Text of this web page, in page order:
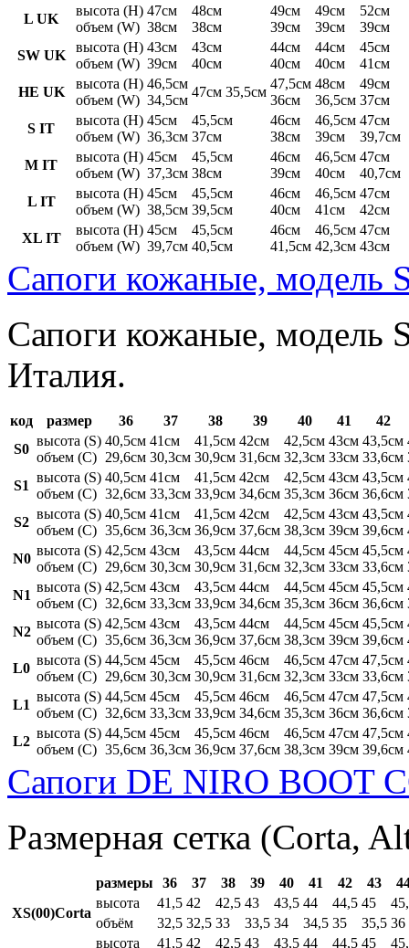
L UK
высота (H)
объем (W)
47см
38см
48см
38см
49см
39см
49см
39см
52см
39см
SW UK
высота (H)
объем (W)
43см
39см
43см
40см
44см
40см
44см
40см
45см
41см
HE UK
высота (H)
объем (W)
46,5см
34,5см
47см 35,5см
47,5см
36см
48см
36,5см
49см
37см
S IT
высота (H)
объем (W)
45см
36,3см
45,5см
37см
46см
38см
46,5см
39см
47см
39,7см
M IT
высота (H)
объем (W)
45см
37,3см
45,5см
38см
46см
39см
46,5см
40см
47см
40,7см
L IT
высота (H)
объем (W)
45см
38,5см
45,5см
39,5см
46см
40см
46,5см
41см
47см
42см
XL IT
высота (H)
объем (W)
45см
39,7см
45,5см
40,5см
46см
41,5см
46,5см
42,3см
47см
43см
Сапоги кожаные, модель
Сапоги кожаные, модель
Италия.
код размер 36 37 38 39 40 41
42
S0
высота (S)
объем (C)
40,5см
29,6см
41см
30,3см
41,5см
30,9см
42см
31,6см
42,5см
32,3см
43см
33см
43,5см
33,6см
S1
высота (S)
объем (C)
40,5см
32,6см
41см
33,3см
41,5см
33,9см
42см
34,6см
42,5см
35,3см
43см
36см
43,5см
36,6см
S2
высота (S)
объем (C)
40,5см
35,6см
41см
36,3см
41,5см
36,9см
42см
37,6см
42,5см
38,3см
43см
39см
43,5см
39,6см
N0
высота (S)
объем (C)
42,5см
29,6см
43см
30,3см
43,5см
30,9см
44см
31,6см
44,5см
32,3см
45см
33см
45,5см
33,6см
N1
высота (S)
объем (C)
42,5см
32,6см
43см
33,3см
43,5см
33,9см
44см
34,6см
44,5см
35,3см
45см
36см
45,5см
36,6см
N2
высота (S)
объем (C)
42,5см
35,6см
43см
36,3см
43,5см
36,9см
44см
37,6см
44,5см
38,3см
45см
39см
45,5см
39,6см
L0
высота (S)
объем (C)
44,5см
29,6см
45см
30,3см
45,5см
30,9см
46см
31,6см
46,5см
32,3см
47см
33см
47,5см
33,6см
L1
высота (S)
объем (C)
44,5см
32,6см
45см
33,3см
45,5см
33,9см
46см
34,6см
46,5см
35,3см
47см
36см
47,5см
36,6см
L2
высота (S)
объем (C)
44,5см
35,6см
45см
36,3см
45,5см
36,9см
46см
37,6см
46,5см
38,3см
47см
39см
47,5см
39,6см
Сапоги DE NIRO BOOT
Размерная сетка (Corta,
размеры 36 37 38 39 40 41 42 43
XS(00)Corta
высота 41,5 42 42,5 43 43,5 44 44,5 45
объём
32,5 32,5 33 33,5 34 34,5 35 35,5 36
высота 41,5 42 42,5 43 43,5 44 44,5 45